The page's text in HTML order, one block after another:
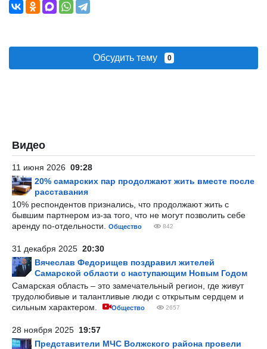
Обсудить тему 0
Видео
11 июня 2026 09:28
20% самарских пар продолжают жить вместе после
расставания
10% респондентов признались, что продолжают жить с
бывшим партнером из-за того, что не могут позволить себе
аренду по-отдельности.
Общество 842
31 декабря 2025 20:30
Вячеслав Федорищев поздравил жителей
Самарской области с наступающим Новым Годом
Самарская область – это замечательный регион, где живут
трудолюбивые и талантливые люди с открытым сердцем и
сильным характером.
Общество 2657
28 ноября 2025 19:57
Представители МЧС Волжского района провели